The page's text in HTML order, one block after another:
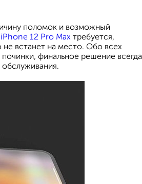
поломок и возможный
iPhone 12 Pro Max требуется,
не встанет на место. Обо всех
финальное решение всегда